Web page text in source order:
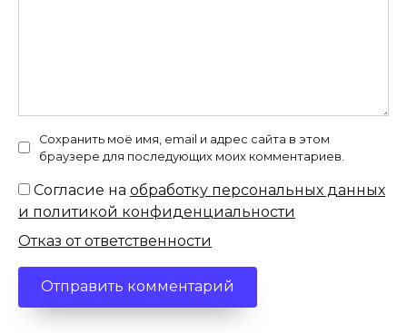
Сохранить моё имя, email и адрес сайта в этом
браузере для последующих моих комментариев.
Согласие на обработку персональных данных
и политикой конфиденциальности
Отказ от ответственности